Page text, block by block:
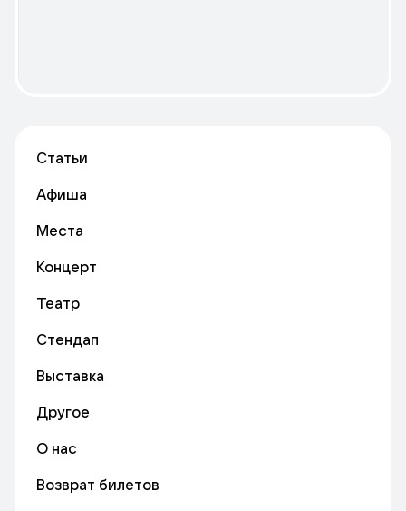
Статьи
Афиша
Места
Концерт
Театр
Стендап
Выставка
Другое
О нас
Возврат билетов